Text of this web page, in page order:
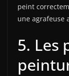
peint
une agrafeuse
5. Les